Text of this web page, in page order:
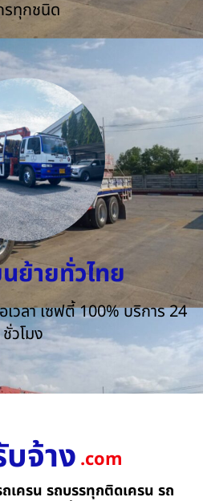
รทุกชนิด
ย้ายทั่วไทย
วลา เซฟตี้ 100% บริการ 24
ชั่วโมง
จ้าง .com
ถเครน รถบรรทุกติดเครน รถ